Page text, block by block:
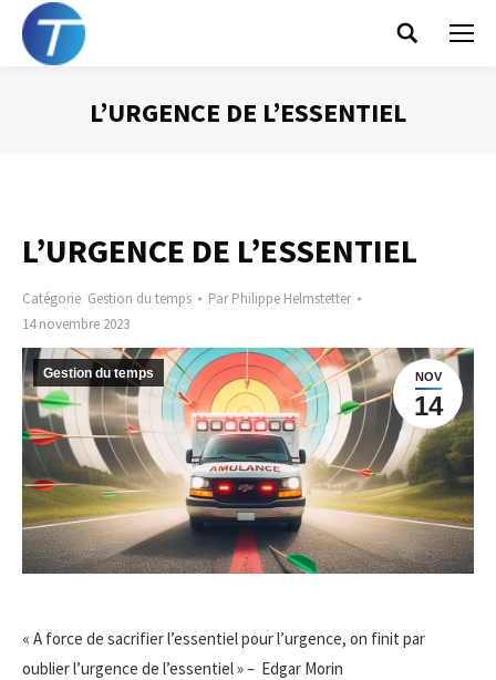
Search:
L’URGENCE DE L’ESSENTIEL
L’URGENCE DE L’ESSENTIEL
Catégorie Gestion du temps ParPhilippe Helmstetter
14 novembre 2023
NOV
14
Gestion du temps
« A force de sacrifier l’essentiel pour l’urgence, on finit par
oublier l’urgence de l’essentiel » – Edgar Morin